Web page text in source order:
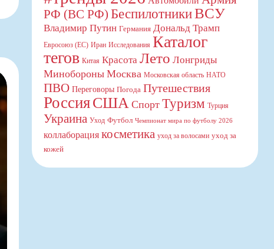
РФ (ВС РФ) БеспилотникиВСУ
Владимир Путин Германия Дональд Трамп
Евросоюз (ЕС) Иран Исследования Каталог
тегов Китая Красота Лето Лонгриды
Минобороны Москва Московская область НАТО
ПВО Переговоры Погода Путешествия
РоссияСША Спорт Туризм Турция
Украина Уход Футбол Чемпионат мира по футболу 2026
коллаборация косметика уход за волосами уход за
кожей